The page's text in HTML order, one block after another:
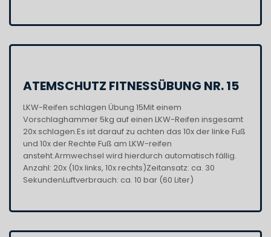
ATEMSCHUTZ FITNESSÜBUNG NR. 15
LKW-Reifen schlagen Übung 15Mit einem
Vorschlaghammer 5kg auf einen LKW-Reifen insgesamt
20x schlagen.Es ist darauf zu achten das 10x der linke Fuß
und 10x der Rechte Fuß am LKW-reifen
ansteht.Armwechsel wird hierdurch automatisch fällig.
Anzahl: 20x (10x links, 10x rechts)Zeitansatz: ca. 30
SekundenLuftverbrauch: ca. 10 bar (60 Liter)